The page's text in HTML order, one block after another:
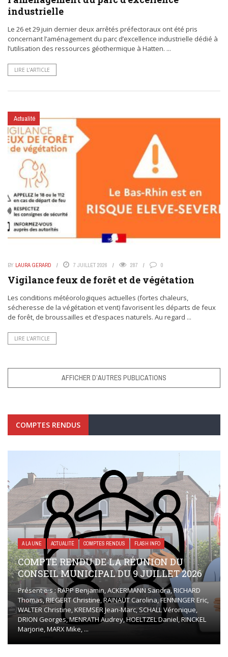
industrielle
Le 26 et 29 juin dernier deux arrêtés préfectoraux ont été pris
concernant l’aménagement du parc d’excellence industrielle dédié à
l’utilisation des ressources géothermique à Hatten. ...
LIRE L’ARTICLE
Actualité
BY LAURA GERARD 7 JUILLET 2026 287 0
Vigilance feux de forêt et de végétation
Les conditions météorologiques actuelles (fortes chaleurs,
sécheresse de la végétation et vent) favorisent les départs de feux
de forêt, de broussailles et d’espaces naturels. Au regard ...
LIRE L’ARTICLE
AFFICHER D’AUTRES PUBLICATIONS
COMPTES RENDUS
A LA UNE ACTUALITÉ COMPTES RENDUS FLASH INFO
COMPTE RENDU DE LA RÉUNION DU
CONSEIL MUNICIPAL DU 9 JUILLET 2026
Présent·e·s : RAPP Benjamin, ACKERMANN Sandra, RICHARD
Thomas, RIEGERT Christine, RAINAUT Carolina, FENNINGER Eric,
WALTER Christine, KREMSER Jean-Marc, SCHALL Véronique,
DRION Georges, MENRATH Audrey, HOELTZEL Daniel, RINCKEL
Marjorie, MARX Mike, ...